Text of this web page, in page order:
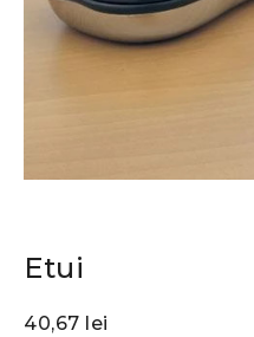
Etui
40,67 lei